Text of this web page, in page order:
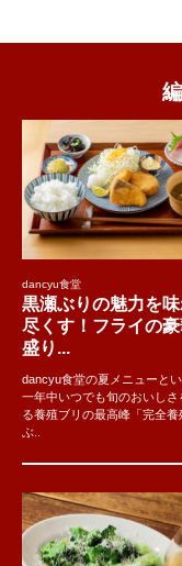
dancyu食堂
黒瀬ぶりの魅力を
尽くす！フライの
盛り...
dancyu食堂の夏メニューとい
一年中いつでも旬のおいしさ
る養殖ブリの最高峰「完全養
ぶ..